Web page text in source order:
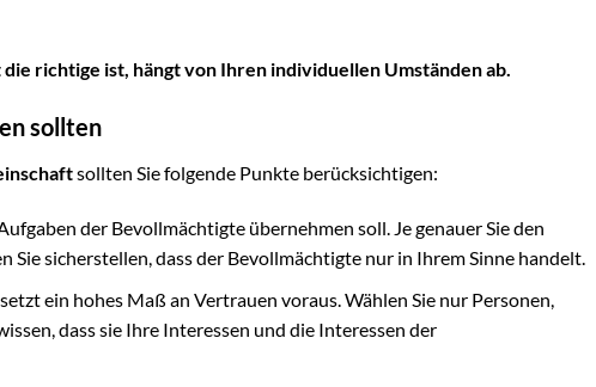
richtige ist, hängt von Ihren individuellen Umständen ab.
sollten
sollten Sie folgende Punkte berücksichtigen:
der Bevollmächtigte übernehmen soll. Je genauer Sie den
Sie sicherstellen, dass der Bevollmächtigte nur in Ihrem Sinne handelt.
ein hohes Maß an Vertrauen voraus. Wählen Sie nur Personen,
dass sie Ihre Interessen und die Interessen der